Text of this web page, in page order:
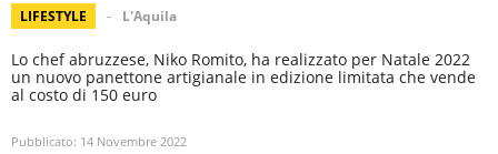
LIFESTYLE L'Aquila
Lo chef abruzzese, Niko Romito, ha realizzato per Natale 2022
un nuovo panettone artigianale in edizione limitata che vende
al costo di 150 euro
Pubblicato: 14 Novembre 2022